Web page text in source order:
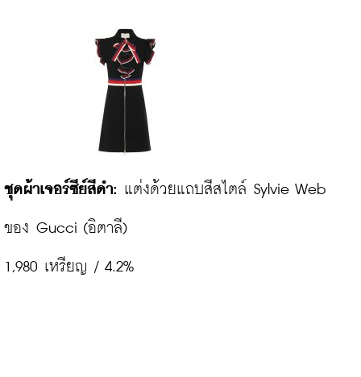
ชุดผ้าเจอร์ซีย์สีดำ: แต่งด้วยแถบสีสไตล์ Sylvie Web
ของ Gucci (อิตาลี)
1,980 เหรียญ / 4.2%